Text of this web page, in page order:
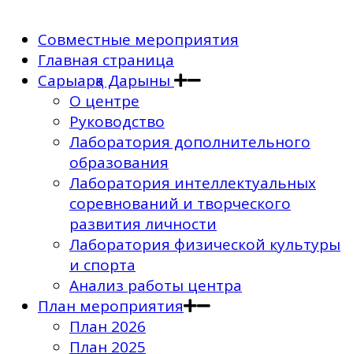
Совместные мероприятия
Главная страница
Сарыарқа Дарыны
О центре
Руководство
Лаборатория дополнительного
образования
Лаборатория интеллектуальных
соревнований и творческого
развития личности
Лаборатория физической культуры
и спорта
Анализ работы центра
План мероприятия
План 2026
План 2025